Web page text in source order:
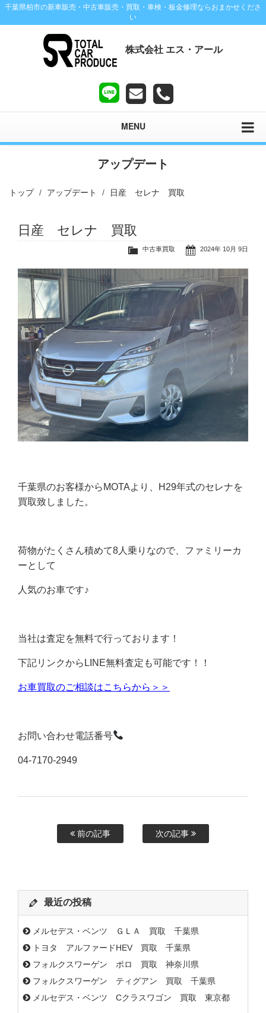
千葉県柏市の新車販売・中古車販売・買取・車検・板金修理ならおまかせくださ
い
株式会社 エス・アール
MENU
アップデート
トップ アップデート 日産 セレナ 買取
日産 セレナ 買取
2024年 10月 9日
中古車買取
千葉県のお客様からMOTAより、H29年式のセレナを
買取致しました。
荷物がたくさん積めて8人乗りなので、ファミリーカ
ーとして
人気のお車です♪
当社は査定を無料で行っております！
下記リンクからLINE無料査定も可能です！！
お車買取のご相談はこちらから＞＞
お問い合わせ電話番号
04-7170-2949
前の記事 次の記事
最近の投稿
メルセデス・ベンツ ＧＬＡ 買取 千葉県
トヨタ アルファードHEV 買取 千葉県
フォルクスワーゲン ポロ 買取 神奈川県
フォルクスワーゲン ティグアン 買取 千葉県
メルセデス・ベンツ Cクラスワゴン 買取 東京都